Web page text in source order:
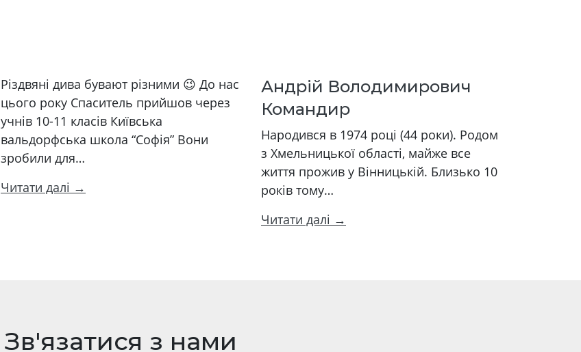
Різдвяні дива бувают різними 😉 До нас
цього року Спаситель прийшов через
учнів 10-11 класів Київська
вальдорфська школа “Софія” Вони
зробили для…
Читати далі →
Андрій Володимирович
Командир
Народився в 1974 році (44 роки). Родом
з Хмельницької області, майже все
життя прожив у Вінницькій. Близько 10
років тому…
Читати далі →
Зв'язатися з нами